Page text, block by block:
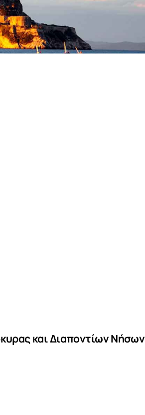
και Διαποντίων Νήσων